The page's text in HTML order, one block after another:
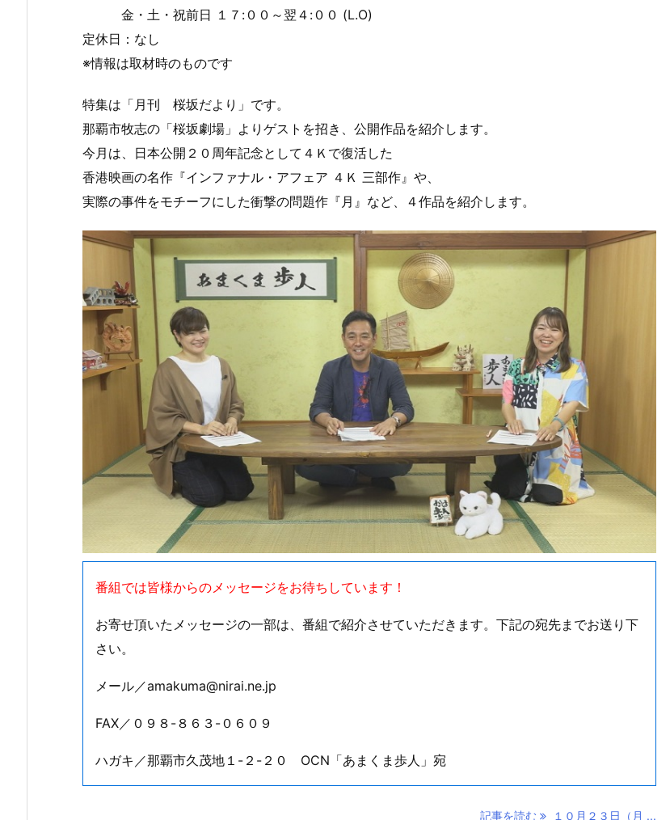
金・土・祝前日 １７:００～翌４:００ (L.O)
定休日：なし
※情報は取材時のものです
特集は「月刊 桜坂だより」です。
那覇市牧志の「桜坂劇場」よりゲストを招き、公開作品を紹介します。
今月は、日本公開２０周年記念として４Ｋで復活した
香港映画の名作『インファナル・アフェア ４Ｋ 三部作』や、
実際の事件をモチーフにした衝撃の問題作『月』など、４作品を紹介します。
番組では皆様からのメッセージをお待ちしています！
お寄せ頂いたメッセージの一部は、番組で紹介させていただきます。下記の宛先までお送り下
さい。
メール／amakuma@nirai.ne.jp
FAX／０９８-８６３-０６０９
ハガキ／那覇市久茂地１-２-２０ OCN「あまくま歩人」宛
記事を読む １０月２３日（月 ...
１０月２３日（月曜日）からの放送内容